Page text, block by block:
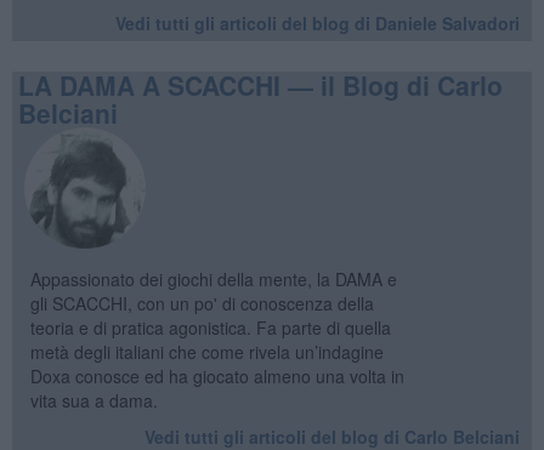
Vedi tutti gli articoli del blog di Daniele Salvadori
LA DAMA A SCACCHI — il Blog di Carlo
Belciani
Appassionato dei giochi della mente, la DAMA e
gli SCACCHI, con un po' di conoscenza della
teoria e di pratica agonistica. Fa parte di quella
metà degli italiani che come rivela un’indagine
Doxa conosce ed ha giocato almeno una volta in
vita sua a dama.
Vedi tutti gli articoli del blog di Carlo Belciani